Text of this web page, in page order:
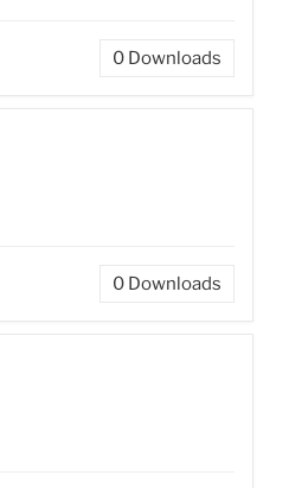
0 Downloads
0 Downloads